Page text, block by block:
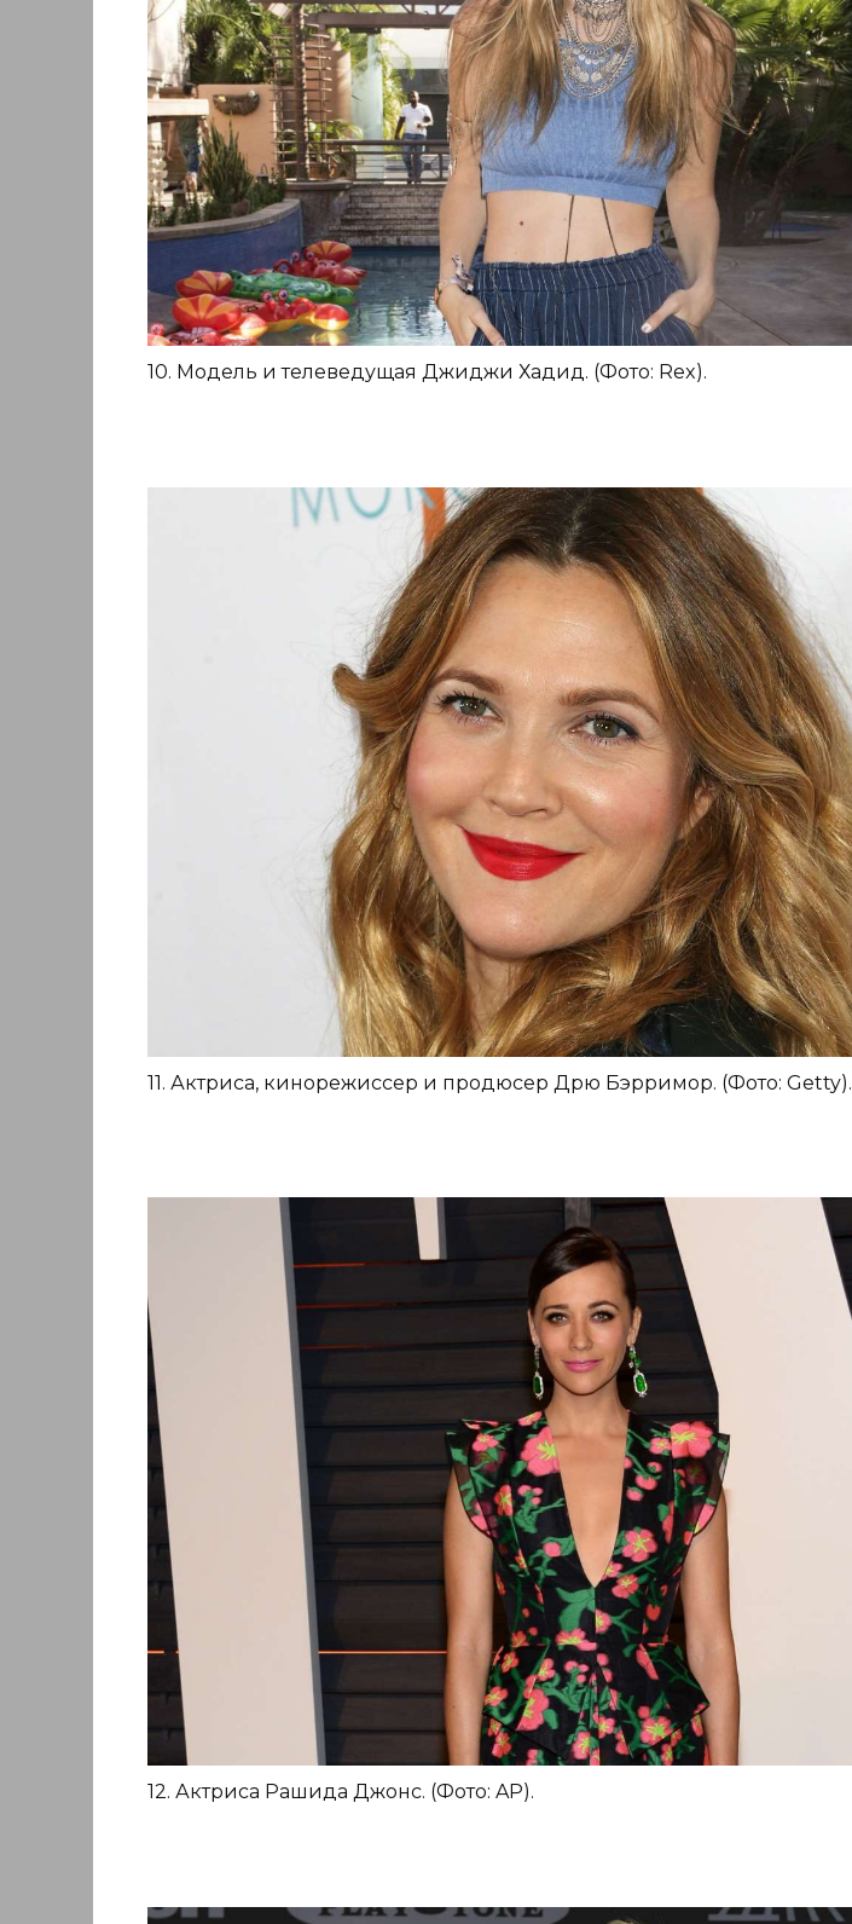
10. Модель и телеведущая Джиджи Хадид. (Фото: Rex).
11. Актриса, кинорежиссер и продюсер Дрю Бэрримор. (Фото: Getty).
12. Актриса Рашида Джонс. (Фото: AP).